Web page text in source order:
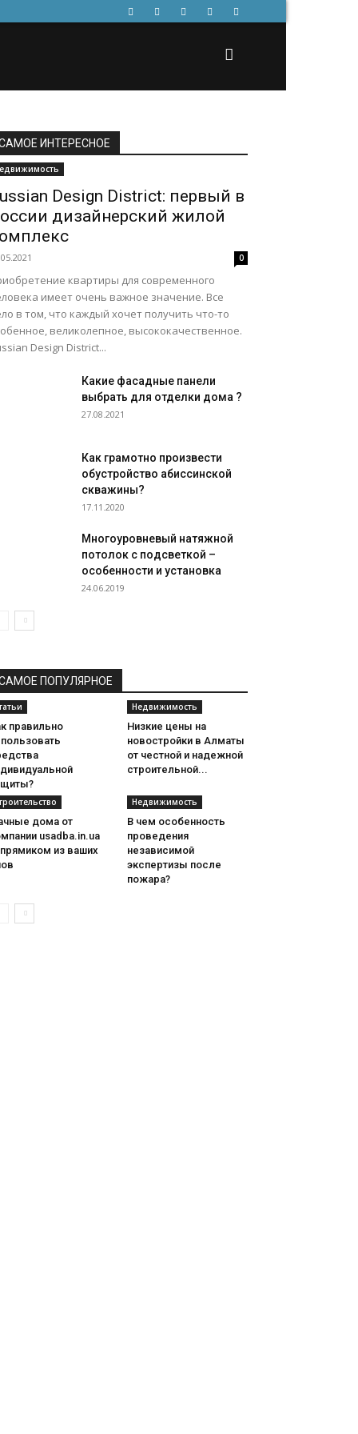
ИНТЕРЕСНОЕ
Design District: первый в
дизайнерский жилой
0
квартиры для современного
имеет очень важное значение. Все
в том, что каждый хочет получить что-то
великолепное, высококачественное.
Design District...
Какие фасадные панели
выбрать для отделки дома ?
27.08.2021
Как грамотно произвести
обустройство абиссинской
скважины?
17.11.2020
Многоуровневый натяжной
потолок с подсветкой –
особенности и установка
24.06.2019
ПОПУЛЯРНОЕ
правильно
Недвижимость
Низкие цены на
новостройки в Алматы
от честной и надежной
строительной...
дома от
usadba.in.ua
из ваших
Недвижимость
В чем особенность
проведения
независимой
экспертизы после
пожара?